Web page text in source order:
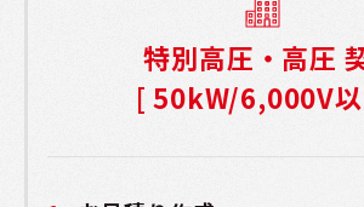
特別高圧・高圧
[ 50kW/6,000V